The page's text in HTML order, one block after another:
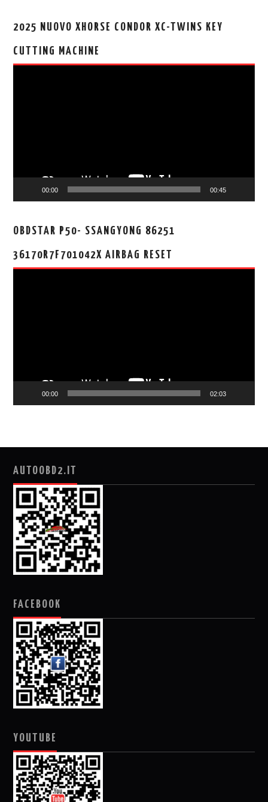
2025 NUOVO XHORSE CONDOR XC-TWINS KEY
CUTTING MACHINE
00:00 00:45
OBDSTAR P50- SSANGYONG 86251
36170R7F701042X AIRBAG RESET
00:00 02:03
AUTOOBD2.IT
FACEBOOK
YOUTUBE